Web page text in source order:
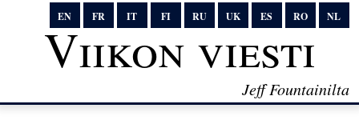
EN FR IT FI RU UK ES RO NL
Viikon viesti
Jeff Fountainilta